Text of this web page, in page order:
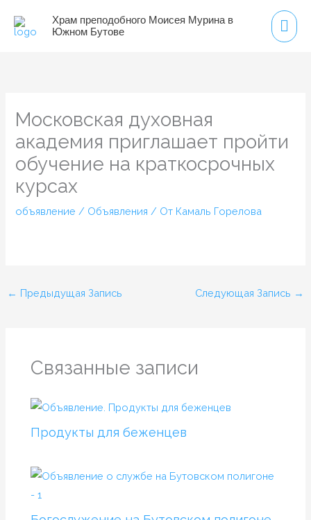
Храм преподобного Моисея Мурина в
Южном Бутове
Московская духовная
академия приглашает пройти
обучение на краткосрочных
курсах
объявление / Объявления / От Камаль Горелова
← Предыдущая Запись Следующая Запись →
Связанные записи
Продукты для беженцев